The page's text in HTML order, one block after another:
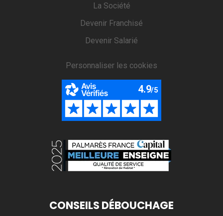
La Société
Devenir Franchisé
Devenir Salarié
Personnaliser les cookies
CONSEILS DÉBOUCHAGE